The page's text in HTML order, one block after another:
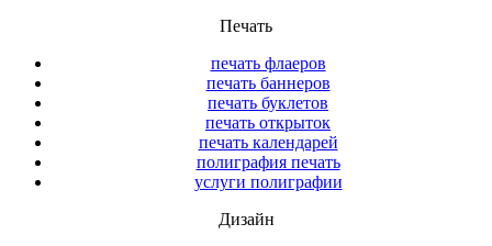
Печать
печать флаеров
печать баннеров
печать буклетов
печать открыток
печать календарей
полиграфия печать
услуги полиграфии
Дизайн